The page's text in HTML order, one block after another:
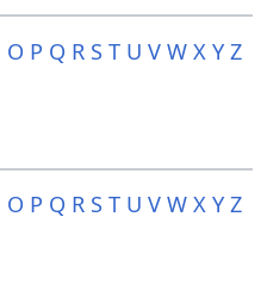
O P Q R S T U V W X Y Z
O P Q R S T U V W X Y Z